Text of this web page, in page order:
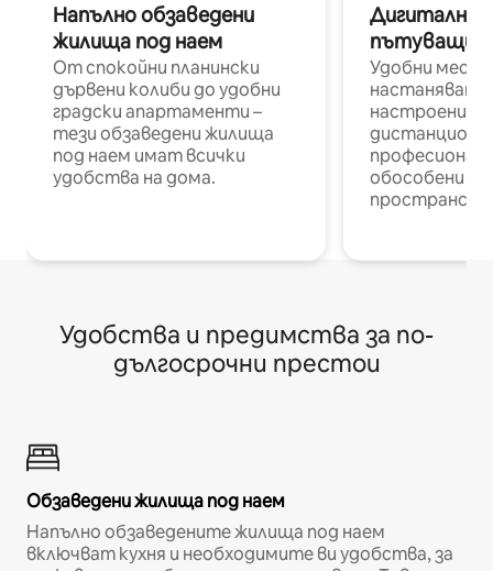
Напълно обзаведени
жилища под наем
От спокойни планински
дървени колиби до удобни
градски апартаменти –
тези обзаведени жилища
под наем имат всички
удобства на дома.
Дигитални
пътуващи
Удобни
настаняване
настроени и
обособени
Удобства и предимства за по-
дългосрочни престои
Обзаведени жилища под наем
Напълно обзаведените жилища под наем
включват кухня и необходимите ви удобства, за